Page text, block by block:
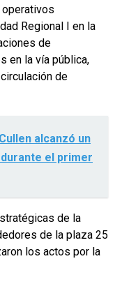
Regional I en la
de
en la vía pública,
de
alcanzó un
el primer
de la
de la plaza 25
los actos por la